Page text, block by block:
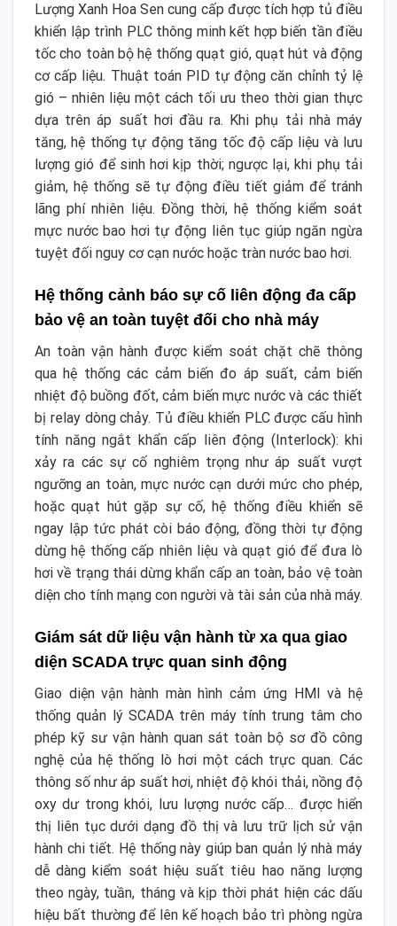
Lượng Xanh Hoa Sen cung cấp được tích hợp tủ điều
khiển lập trình PLC thông minh kết hợp biến tần điều
tốc cho toàn bộ hệ thống quạt gió, quạt hút và động
cơ cấp liệu. Thuật toán PID tự động căn chỉnh tỷ lệ
gió – nhiên liệu một cách tối ưu theo thời gian thực
dựa trên áp suất hơi đầu ra. Khi phụ tải nhà máy
tăng, hệ thống tự động tăng tốc độ cấp liệu và lưu
lượng gió để sinh hơi kịp thời; ngược lại, khi phụ tải
giảm, hệ thống sẽ tự động điều tiết giảm để tránh
lãng phí nhiên liệu. Đồng thời, hệ thống kiểm soát
mực nước bao hơi tự động liên tục giúp ngăn ngừa
tuyệt đối nguy cơ cạn nước hoặc tràn nước bao hơi.
Hệ thống cảnh báo sự cố liên động đa cấp
bảo vệ an toàn tuyệt đối cho nhà máy
An toàn vận hành được kiểm soát chặt chẽ thông
qua hệ thống các cảm biến đo áp suất, cảm biến
nhiệt độ buồng đốt, cảm biến mực nước và các thiết
bị relay dòng chảy. Tủ điều khiển PLC được cấu hình
tính năng ngắt khẩn cấp liên động (Interlock): khi
xảy ra các sự cố nghiêm trọng như áp suất vượt
ngưỡng an toàn, mực nước cạn dưới mức cho phép,
hoặc quạt hút gặp sự cố, hệ thống điều khiển sẽ
ngay lập tức phát còi báo động, đồng thời tự động
dừng hệ thống cấp nhiên liệu và quạt gió để đưa lò
hơi về trạng thái dừng khẩn cấp an toàn, bảo vệ toàn
diện cho tính mạng con người và tài sản của nhà máy.
Giám sát dữ liệu vận hành từ xa qua giao
diện SCADA trực quan sinh động
Giao diện vận hành màn hình cảm ứng HMI và hệ
thống quản lý SCADA trên máy tính trung tâm cho
phép kỹ sư vận hành quan sát toàn bộ sơ đồ công
nghệ của hệ thống lò hơi một cách trực quan. Các
thông số như áp suất hơi, nhiệt độ khói thải, nồng độ
oxy dư trong khói, lưu lượng nước cấp… được hiển
thị liên tục dưới dạng đồ thị và lưu trữ lịch sử vận
hành chi tiết. Hệ thống này giúp ban quản lý nhà máy
dễ dàng kiểm soát hiệu suất tiêu hao năng lượng
theo ngày, tuần, tháng và kịp thời phát hiện các dấu
hiệu bất thường để lên kế hoạch bảo trì phòng ngừa